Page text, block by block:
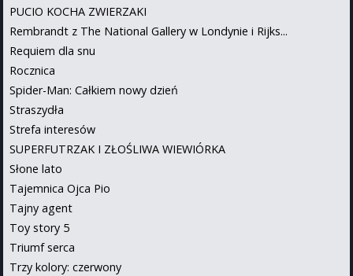
PUCIO KOCHA ZWIERZAKI
Rembrandt z The National Gallery w Londynie i Rijks...
Requiem dla snu
Rocznica
Spider-Man: Całkiem nowy dzień
Straszydła
Strefa interesów
SUPERFUTRZAK I ZŁOŚLIWA WIEWIÓRKA
Słone lato
Tajemnica Ojca Pio
Tajny agent
Toy story 5
Triumf serca
Trzy kolory: czerwony